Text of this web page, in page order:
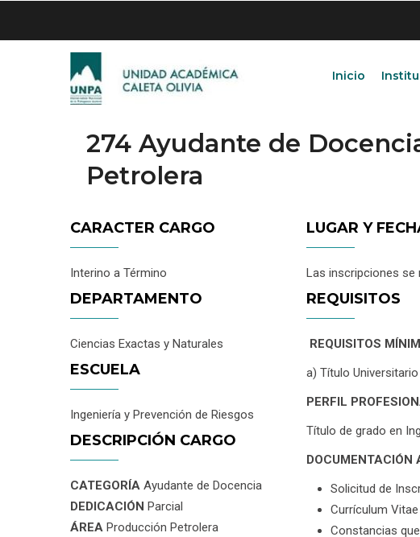
Inicio
274 Ayudante de
Petrolera
CARACTER CARGO
Interino a Término
DEPARTAMENTO
Ciencias Exactas y Naturales
ESCUELA
Ingeniería y Prevención de Riesgos
DESCRIPCIÓN CARGO
CATEGORÍA Ayudante de Docencia
DEDICACIÓN Parcial
ÁREA Producción Petrolera
LUGAR Y
Las inscripciones se
REQUISITOS
REQUISITOS
a) Título
PERFIL
Título de grado en
DOCUMENTACIÓN
Solicitud de
Currículum
Constancias